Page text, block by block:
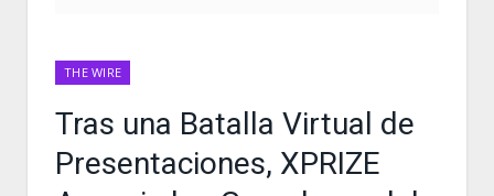
THE WIRE
Tras una Batalla Virtual de
Presentaciones, XPRIZE